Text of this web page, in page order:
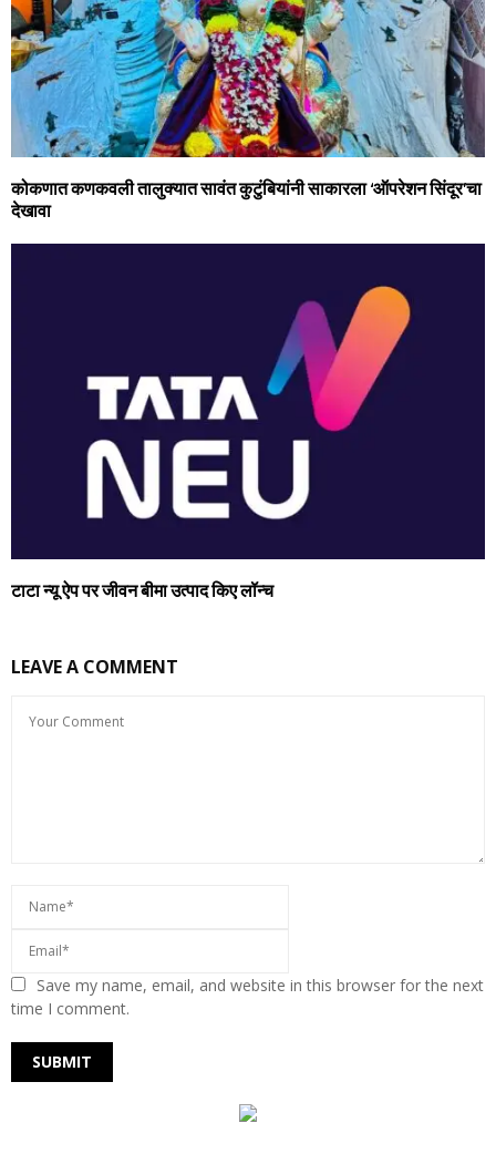
कोकणात कणकवली तालुक्यात सावंत कुटुंबियांनी साकारला ‘ऑपरेशन सिंदूर’चा
देखावा
टाटा न्यू ऐप पर जीवन बीमा उत्पाद किए लॉन्च
LEAVE A COMMENT
Save my name, email, and website in this browser for the next
time I comment.